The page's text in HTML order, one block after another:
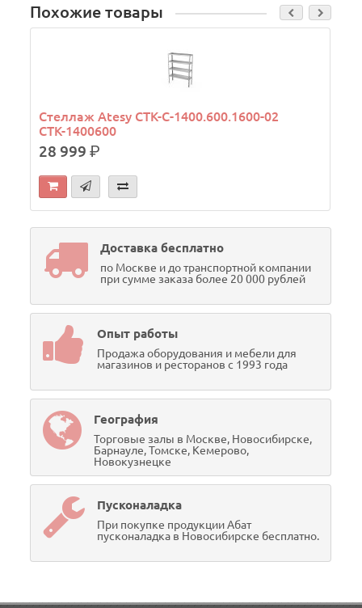
Похожие товары
Стеллаж Atesy СТК-С-1400.600.1600-02
СТК-1400600
28 999р.
Доставка бесплатно
по Москве и до транспортной компании
при сумме заказа более 20 000 рублей
Опыт работы
Продажа оборудования и мебели для
магазинов и ресторанов с 1993 года
География
Торговые залы в Москве, Новосибирске,
Барнауле, Томске, Кемерово,
Новокузнецке
Пусконаладка
При покупке продукции Абат
пусконаладка в Новосибирске бесплатно.